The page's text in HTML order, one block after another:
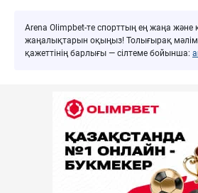
Arena Olimpbet-те спорттың ең жаңа
жаңалықтарын оқыңыз! Толығырақ
қажеттінің барлығы — сілтеме бойынша: